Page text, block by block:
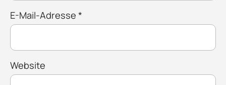
E-Mail-Adresse *
Website